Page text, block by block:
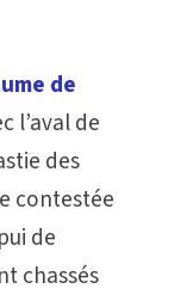
de
l’aval de
des
contestée
de
chassés